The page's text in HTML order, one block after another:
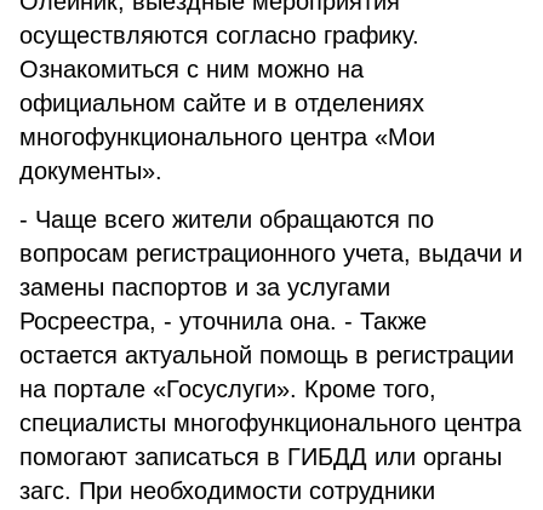
осуществляются согласно графику.
Ознакомиться с ним можно на
официальном сайте и в отделениях
многофункционального центра «Мои
документы».
- Чаще всего жители обращаются по
вопросам регистрационного учета, выдачи и
замены паспортов и за услугами
Росреестра, - уточнила она. - Также
остается актуальной помощь в регистрации
на портале «Госуслуги». Кроме того,
специалисты многофункционального центра
помогают записаться в ГИБДД или органы
загс. При необходимости сотрудники